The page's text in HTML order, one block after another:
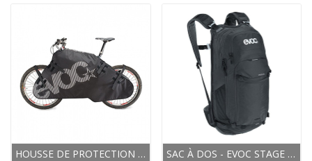
HOUSSE DE PROTECTION EVOC REMBOURRÉE PADDED... SAC À DOS - EVOC STAGE 18L - NOIR